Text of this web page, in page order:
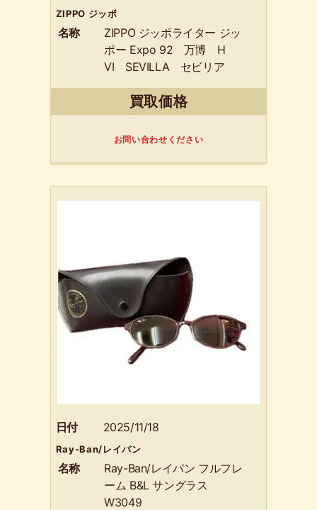
ZIPPO ジッポ
名称
ZIPPO ジッポライター ジッ
ポー Expo 92 万博 H
VI SEVILLA セビリア
買取価格
お問い合わせください
日付 2025/11/18
Ray-Ban/レイバン
名称
Ray-Ban/レイバン フルフレ
ーム B&L サングラス
W3049